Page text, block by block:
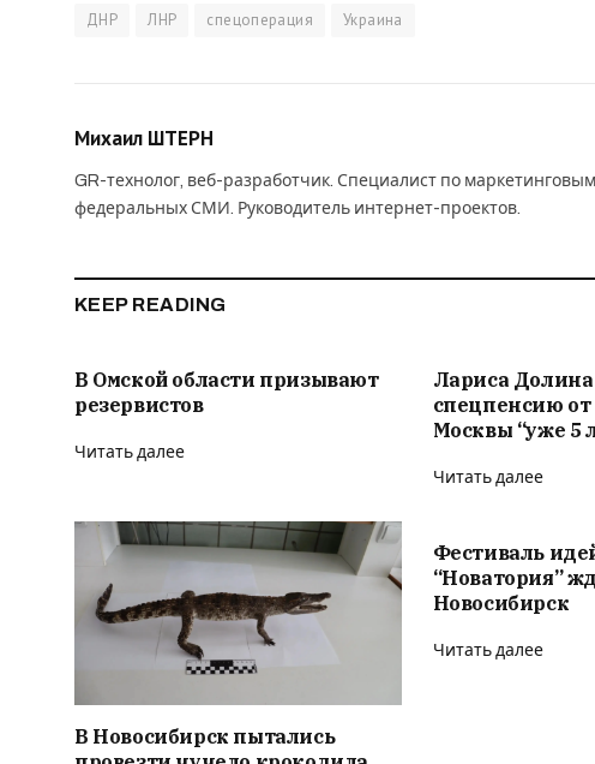
ДНР ЛНР спецоперация Украина
Михаил ШТЕРН
GR-технолог, веб-разработчик. Специалист по
федеральных СМИ. Руководитель интернет-проектов.
KEEP READING
В Омской области призывают
резервистов
Читать далее
Лариса
спецпенсию от
Москвы “уже 5
Читать далее
В Новосибирск пытались
Фестиваль
“Новатория”
Новосибирск
Читать далее